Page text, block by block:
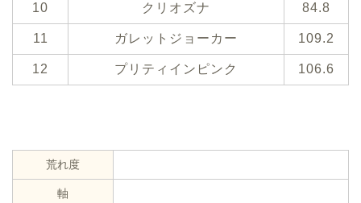
10 クリオズナ 84.8
11 ガレットジョーカー 109.2
12 プリティインピンク 106.6
荒れ度
軸